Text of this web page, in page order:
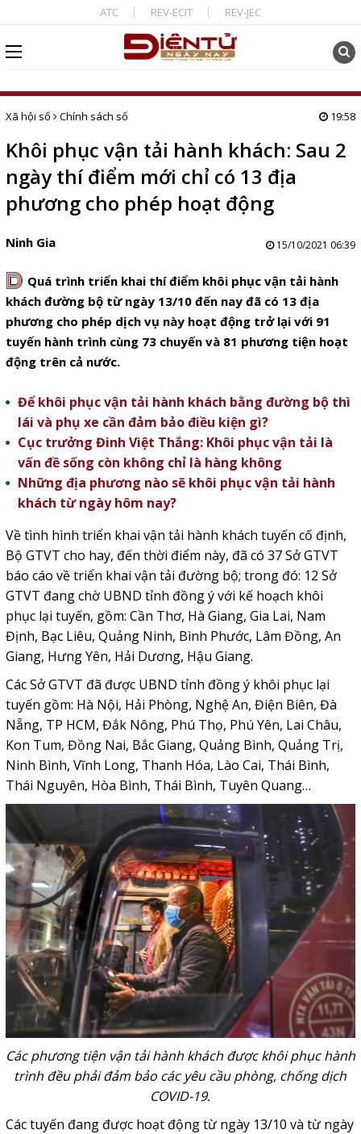
ATC REV-ECIT REV-JEC
Xã hội số Chính sách số 19:58
Khôi phục vận tải hành khách: Sau 2
ngày thí điểm mới chỉ có 13 địa
phương cho phép hoạt động
Ninh Gia 15/10/2021 06:39
D Quá trình triển khai thí điểm khôi phục vận tải hành
khách đường bộ từ ngày 13/10 đến nay đã có 13 địa
phương cho phép dịch vụ này hoạt động trở lại với 91
tuyến hành trình cùng 73 chuyến và 81 phương tiện hoạt
động trên cả nước.
Để khôi phục vận tải hành khách bằng đường bộ thì
lái và phụ xe cần đảm bảo điều kiện gì?
Cục trưởng Đinh Việt Thắng: Khôi phục vận tải là
vấn đề sống còn không chỉ là hàng không
Những địa phương nào sẽ khôi phục vận tải hành
khách từ ngày hôm nay?
Về tình hình triển khai vận tải hành khách tuyến cố định,
Bộ GTVT cho hay, đến thời điểm này, đã có 37 Sở GTVT
báo cáo về triển khai vận tải đường bộ; trong đó: 12 Sở
GTVT đang chờ UBND tỉnh đồng ý với kế hoạch khôi
phục lại tuyến, gồm: Cần Thơ, Hà Giang, Gia Lai, Nam
Định, Bạc Liêu, Quảng Ninh, Bình Phước, Lâm Đồng, An
Giang, Hưng Yên, Hải Dương, Hậu Giang.
Các Sở GTVT đã được UBND tỉnh đồng ý khôi phục lại
tuyến gồm: Hà Nội, Hải Phòng, Nghệ An, Điện Biên, Đà
Nẵng, TP HCM, Đắk Nông, Phú Thọ, Phú Yên, Lai Châu,
Kon Tum, Đồng Nai, Bắc Giang, Quảng Bình, Quảng Trị,
Ninh Bình, Vĩnh Long, Thanh Hóa, Lào Cai, Thái Bình,
Thái Nguyên, Hòa Bình, Thái Bình, Tuyên Quang…
Các phương tiện vận tải hành khách được khôi phục hành
trình đều phải đảm bảo các yêu cầu phòng, chống dịch
COVID-19.
Các tuyến đang được hoạt động từ ngày 13/10 và từ ngày